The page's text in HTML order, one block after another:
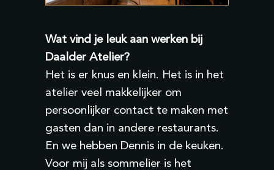
Wat vind je leuk aan werken bij
Daalder Atelier?
Het is er knus en klein. Het is in het
atelier veel makkelijker om
persoonlijker contact te maken met
gasten dan in andere restaurants.
En we hebben Dennis in de keuken.
Voor mij als sommelier is het